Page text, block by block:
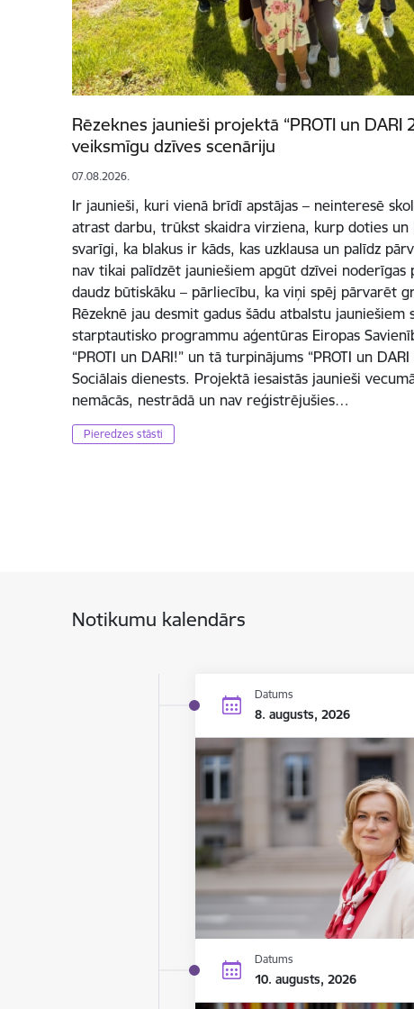
Rēzeknes jaunieši projektā “PROTI un DARI
veiksmīgu dzīves scenāriju
07.08.2026.
Ir jaunieši, kuri vienā brīdī apstājas – neinteresē
atrast darbu, trūkst skaidra virziena, kurp doties
svarīgi, ka blakus ir kāds, kas uzklausa un palīdz
nav tikai palīdzēt jauniešiem apgūt dzīvei noderīgas
daudz būtiskāku – pārliecību, ka viņi spēj pārvarēt
Rēzeknē jau desmit gadus šādu atbalstu jauniešiem
starptautisko programmu aģentūras Eiropas
“PROTI un DARI!” un tā turpinājums “PROTI un
Sociālais dienests. Projektā iesaistās jaunieši
nemācās, nestrādā un nav reģistrējušies…
Pieredzes stāsti
Notikumu kalendārs
Datums
8. augusts, 2026
Datums
10. augusts, 2026